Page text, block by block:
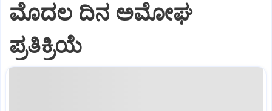
ಮೊದಲ ದಿನ ಅಮೋಘ
ಪ್ರತಿಕ್ರಿಯೆ